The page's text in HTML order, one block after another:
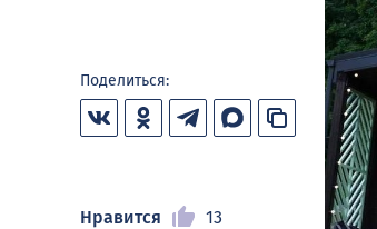
Поделиться:
Нравится 13